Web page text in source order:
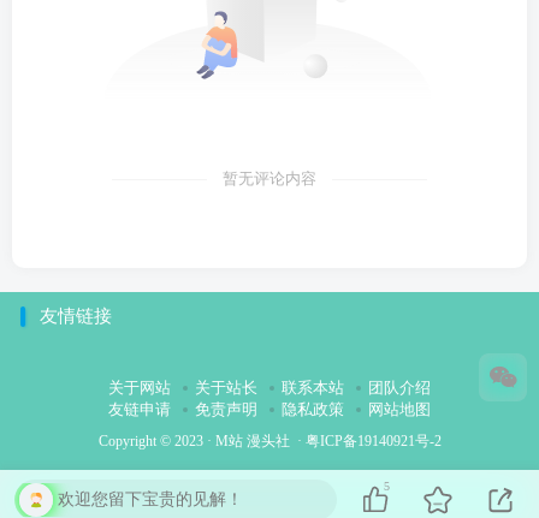
暂无评论内容
友情链接
关于网站 关于站长 联系本站
团队介绍
友链申请
免责声明 隐私政策 网站地图
Copyright © 2023 · M站 漫头社 · 粤ICP备19140921号-2
欢迎您留下宝贵的见解！
5